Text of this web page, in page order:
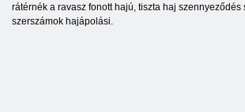
rátérnék a ravasz fonott hajú, tiszta haj
szerszámok hajápolási.